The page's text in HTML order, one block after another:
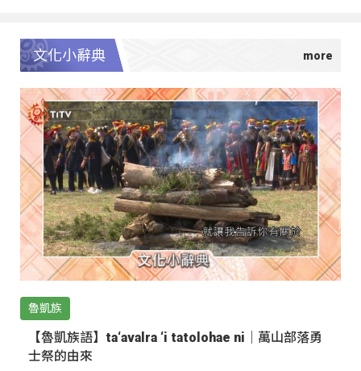
文化小辭典
魯凱族
【魯凱族語】ta‘avalra ‘i tatolohae ni｜萬山部落勇
士祭的由來